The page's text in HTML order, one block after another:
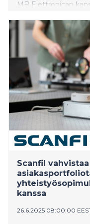
MB Elettronican
Scanfil
kanssa
26.6.2025 08:00:00